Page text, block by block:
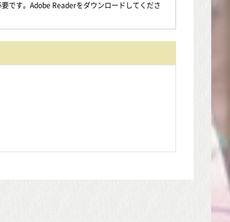
です。Adobe Readerをダウンロードしてくださ